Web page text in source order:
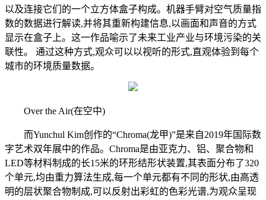
以及连接它们的一个立方体盒子构成。机器手臂对空气质量指
数的数据进行解读,并将其重新构建信息,以画面和声音的方式
显示在盒子上。这一作品喻示了未来工业产业与环境污染的关
联性。 通过这种方式,观众可以以视听的形式,直观体验到每个
城市的环境质量数据。
Over the Air(在空中)
而Yunchul Kim创作的“Chroma(龙甲)”是来自2019年国际数
字艺术双年展中的作品。Chroma是由亚克力、铝、聚合物和
LED等材料制成的长15米的环形结形状装置,其表面分布了320
个单元,均由重力算法生成,每一个单元都有不同的形状,由高透
明的层状聚合物制成,可以反射出彩虹的色彩光谱,为观众呈现